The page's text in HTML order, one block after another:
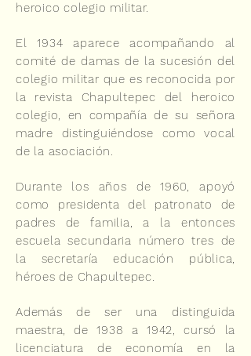
heroico colegio militar.
El 1934 aparece acompañando al
comité de damas de la sucesión del
colegio militar que es reconocida por
la revista Chapultepec del heroico
colegio, en compañía de su señora
madre distinguiéndose como vocal
de la asociación.
Durante los años de 1960, apoyó
como presidenta del patronato de
padres de familia, a la entonces
escuela secundaria número tres de
la secretaría educación pública,
héroes de Chapultepec.
Además de ser una distinguida
maestra, de 1938 a 1942, cursó la
licenciatura de economía en la